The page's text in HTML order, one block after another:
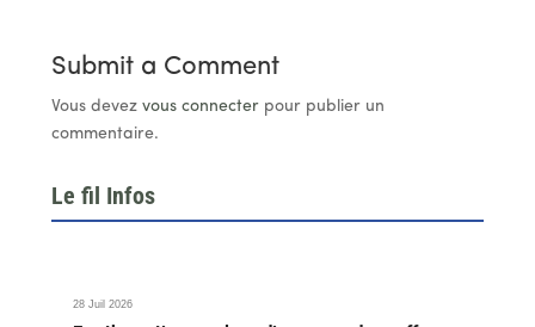
Submit a Comment
Vous devez vous connecterpour publier un
commentaire.
Le fil Infos
28 Juil 2026